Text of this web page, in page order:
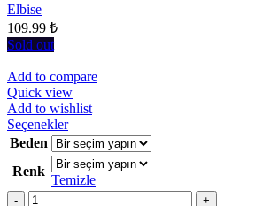
Elbise
109.99 ₺
Sold out
Add to compare
Quick view
Add to wishlist
SeçeneklerBu
ürünün
birden
fazla
varyasyonu
Beden
Renk
Temizle
Miktar